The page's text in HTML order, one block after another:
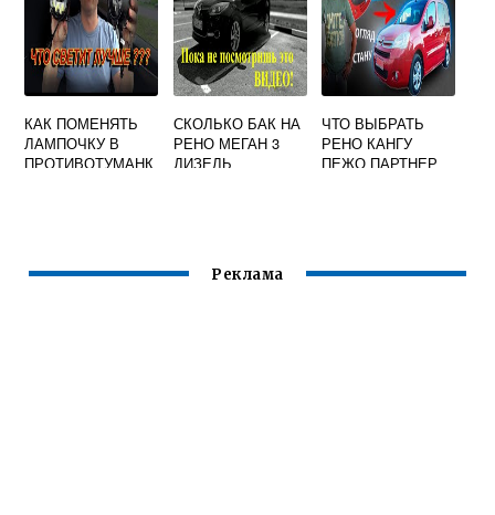
КАК ПОМЕНЯТЬ
ЛАМПОЧКУ В
ПРОТИВОТУМАНК
СКОЛЬКО БАК НА
РЕНО МЕГАН 3
ДИЗЕЛЬ
ЧТО ВЫБРАТЬ
РЕНО КАНГУ
ПЕЖО ПАРТНЕР
Реклама